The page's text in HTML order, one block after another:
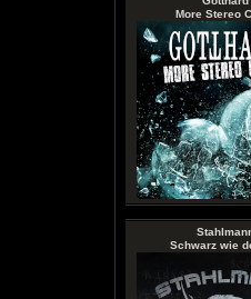
More Stereo
Schwarz wie